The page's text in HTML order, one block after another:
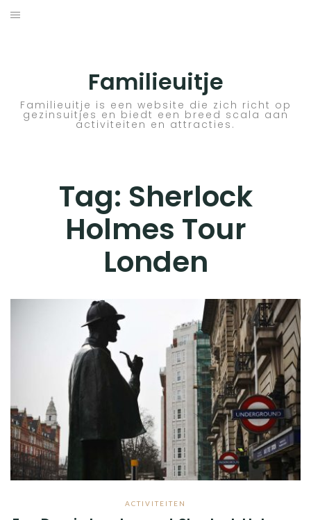
Skip
Familieuitje
Familieuitje is een website die zich richt op
gezinsuitjes en biedt een breed scala aan
activiteiten en attracties.
Tag: Sherlock
Holmes Tour
Londen
ACTIVITEITEN
HOTELTIPS